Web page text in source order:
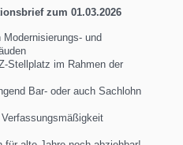
zum 01.03.2026
und
im Rahmen der
Bar- oder auch Sachlohn